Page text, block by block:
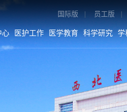
医学教
本科生
国际版 | 员工版 |
心 医护工作 医学教育 科学研究 学